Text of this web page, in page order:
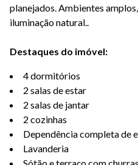
planejados. Ambientes
iluminação natural..
Destaques do imóvel:
4 dormitórios
2 salas de estar
2 salas de jantar
2 cozinhas
Dependência completa de
Lavanderia